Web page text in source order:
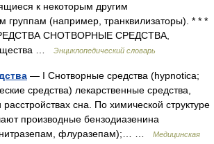
к некоторым другим
группам (например, транквилизаторы). * * *
СНОТВОРНЫЕ СРЕДСТВА,
…
Энциклопедический словарь
— I Снотворные средства (hypnotica;
средства) лекарственные средства,
сна. По химической структуре
производные бензодиазенина
флуразепам);… …
Медицинская